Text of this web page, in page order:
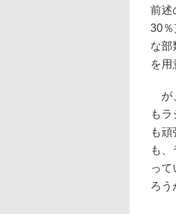
前述
30％
な部
を用
が
も
も
も
っ
ろう